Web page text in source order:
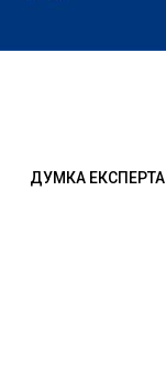
ДУМКА ЕКСПЕРТА